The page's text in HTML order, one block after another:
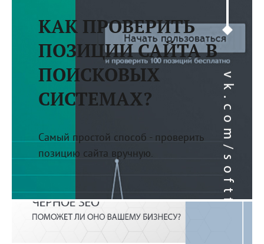
КАК ПРОВЕРИТЬ
ПОЗИЦИИ САЙТА В
ПОИСКОВЫХ
СИСТЕМАХ?
Самый простой способ - проверить
позицию сайта вручную.